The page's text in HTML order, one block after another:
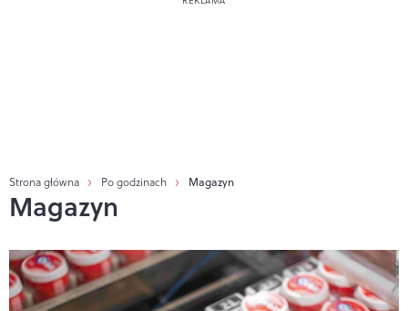
Strona główna Po godzinach Magazyn
Magazyn